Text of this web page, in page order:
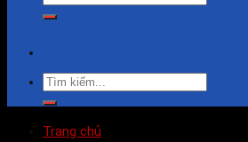
Trang chủ